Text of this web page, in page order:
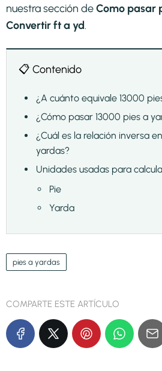
nuestra sección deComo pasar
Convertir ft a yd.
📋 Contenido
¿A cuánto equivale 13000
¿Cómo pasar 13000 pies a
¿Cuál es la relación inversa
yardas?
Unidades usadas para
Pie
Yarda
pies a yardas
COMPARTE ESTE ARTÍCULO